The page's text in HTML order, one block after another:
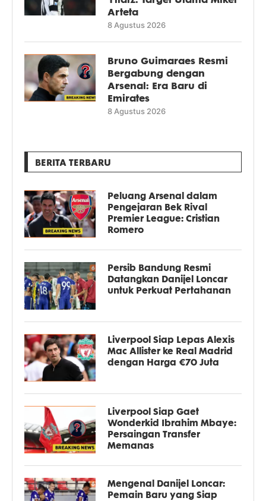
Arteta
8 Agustus 2026
Bruno Guimaraes Resmi
Bergabung dengan
Arsenal: Era Baru di
Emirates
8 Agustus 2026
BERITA TERBARU
Peluang Arsenal dalam
Pengejaran Bek Rival
Premier League: Cristian
Romero
Persib Bandung Resmi
Datangkan Danijel Loncar
untuk Perkuat Pertahanan
Liverpool Siap Lepas Alexis
Mac Allister ke Real Madrid
dengan Harga €70 Juta
Liverpool Siap Gaet
Wonderkid Ibrahim Mbaye:
Persaingan Transfer
Memanas
Mengenal Danijel Loncar:
Pemain Baru yang Siap